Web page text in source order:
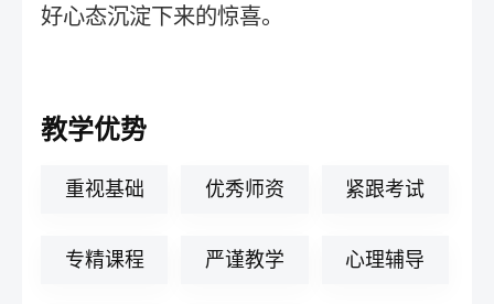
好心态沉淀下来的惊喜。
教学优势
重视基础 优秀师资 紧跟考试
专精课程 严谨教学 心理辅导